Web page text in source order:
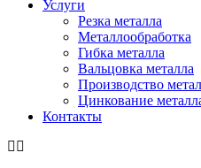
Услуги
Резка металла
Металлообработка
Гибка металла
Вальцовка металла
Производство
Цинкование
Контакты